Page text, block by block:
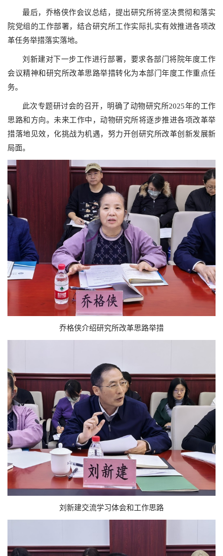
最后，乔格侠作会议总结，提出研究所将坚决贯彻和落实
院党组的工作部署，结合研究所工作实际扎实有效推进各项改
革任务举措落实落地。
刘新建对下一步工作进行部署，要求各部门将院年度工作
会议精神和研究所改革思路举措转化为本部门年度工作重点任
务。
此次专题研讨会的召开，明确了动物研究所2025年的工作
思路和方向。未来工作中，动物研究所将逐步推进各项改革举
措落地见效，化挑战为机遇，努力开创研究所改革创新发展新
局面。
乔格侠介绍研究所改革思路举措
刘新建交流学习体会和工作思路